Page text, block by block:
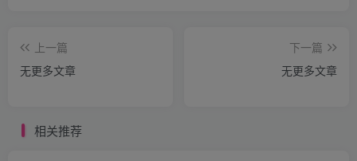
“昨天都干什么了？没一个人听话的是吧？等我回家再
说！”
上不好过，前几天欠下的帐，今天一定是要还了。
上一篇
无更多文章
下一篇
无更多文章
相关推荐